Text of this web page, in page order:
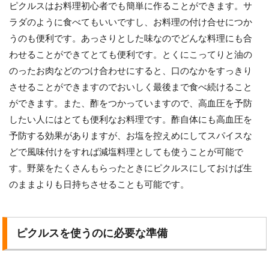
ピクルスはお料理初心者でも簡単に作ることができます。サ
ラダのように食べてもいいですし、お料理の付け合せにつか
うのも便利です。あっさりとした味なのでどんな料理にも合
わせることができてとても便利です。とくにこってりと油の
のったお肉などのつけ合わせにすると、口のなかをすっきり
させることができますのでおいしく最後まで食べ続けること
ができます。また、酢をつかっていますので、高血圧を予防
したい人にはとても便利なお料理です。酢自体にも高血圧を
予防する効果がありますが、お塩を控えめにしてスパイスな
どで風味付けをすれば減塩料理としても使うことが可能で
す。野菜をたくさんもらったときにピクルスにしておけば生
のままよりも日持ちさせることも可能です。
ピクルスを使うのに必要な準備